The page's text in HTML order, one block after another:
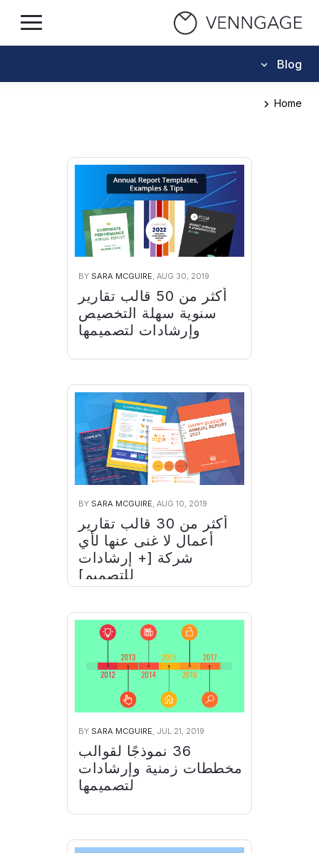
Blog
Home
BY SARA MCGUIRE, AUG 30, 2019
أكثر من 50 قالب تقارير
سنوية سهلة التخصيص
وإرشادات لتصميمها
BY SARA MCGUIRE, AUG 10, 2019
أكثر من 30 قالب تقارير
أعمال لا غنى عنها لأي
شركة [+ إرشادات
للتصميم]
BY SARA MCGUIRE, JUL 21, 2019
36 نموذجًا لقوالب
مخططات زمنية وإرشادات
لتصميمها